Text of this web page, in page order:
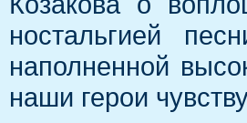
ностальгией
наполненной
наши герои